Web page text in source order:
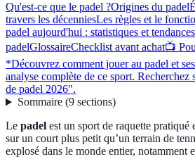
Qu'est-ce que le padel ?Origines du padel
travers les décenniesLes règles et le
padel aujourd'hui : statistiques et tendances
padelGlossaireChecklist avant achat📺
*Découvrez comment jouer au padel et
analyse complète de ce sport.
de padel 2026".
Sommaire(9 sections)
Le padel est un sport de raquette pratiqué
sur un court plus petit qu’un terrain de
explosé dans le monde entier, notamment